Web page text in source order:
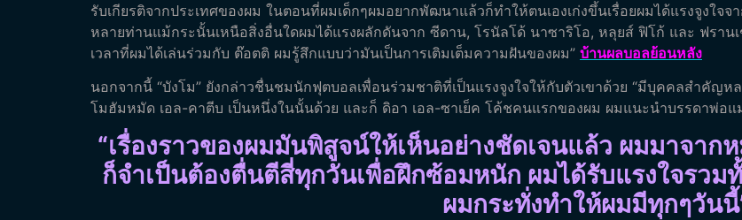
รับเกียรติจากประเทศของผม ในตอนที่ผมเด็กๆผมอยากพัฒนาแล้วก็ทำให้ตนเองเก่งขึ้นเรื่อยผมได้แรงจูงใจจ
หลายท่านแม้กระนั้นเหนือสิ่งอื่นใดผมได้แรงผลักดันจาก ซีดาน, โรนัลโด้ นาซาริโอ, หลุยส์ ฟิโก้ และ ฟราน
เวลาที่ผมได้เล่นร่วมกับ ต๊อตติ ผมรู้สึกแบบว่ามันเป็นการเติมเต็มความฝันของผม” บ้านผลบอลย้อนหลัง
นอกจากนี้ “บังโม” ยังกล่าวชื่นชมนักฟุตบอลเพื่อนร่วมชาติที่เป็นแรงจูงใจให้กับตัวเขาด้วย “มีบุคคลสำคัญ
โมฮัมหมัด เอล-คาตีบ เป็นหนึ่งในนั้นด้วย และก็ ดิอา เอล-ซาเย็ค โค้ชคนแรกของผม ผมแนะนำบรรดาพ่อแ
“เรื่องราวของผมมันพิสูจน์ให้เห็นอย่างชัดเจนแล้ว ผมมาจาก
ก็จำเป็นต้องตื่นตีสี่ทุกวันเพื่อฝึกซ้อมหนัก ผมได้รับแรงใจรวม
ผมกระทั่งทำให้ผมมีทุกๆวันนี้